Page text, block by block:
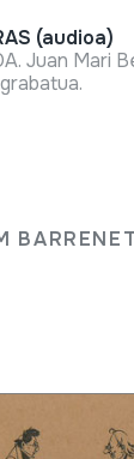
(audioa)
Juan Mari